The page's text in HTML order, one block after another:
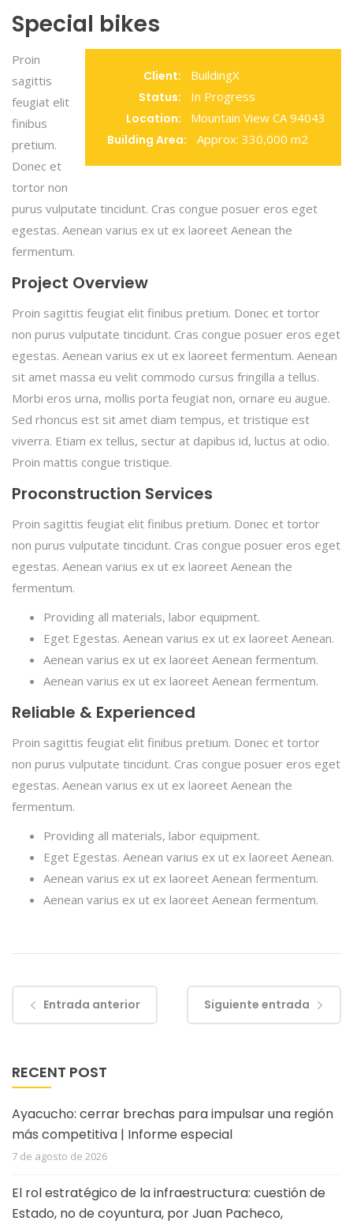
Special bikes
Client:
BuildingX
Status:
In Progress
Location:
Mountain View CA 94043
Building Area:
Approx: 330,000 m2
Proin
sagittis
feugiat elit
finibus
pretium.
Donec et
tortor non
purus vulputate tincidunt. Cras congue posuer eros eget
egestas. Aenean varius ex ut ex laoreet Aenean the
fermentum.
Project Overview
Proin sagittis feugiat elit finibus pretium. Donec et tortor
non purus vulputate tincidunt. Cras congue posuer eros eget
egestas. Aenean varius ex ut ex laoreet fermentum. Aenean
sit amet massa eu velit commodo cursus fringilla a tellus.
Morbi eros urna, mollis porta feugiat non, ornare eu augue.
Sed rhoncus est sit amet diam tempus, et tristique est
viverra. Etiam ex tellus, sectur at dapibus id, luctus at odio.
Proin mattis congue tristique.
Proconstruction Services
Proin sagittis feugiat elit finibus pretium. Donec et tortor
non purus vulputate tincidunt. Cras congue posuer eros eget
egestas. Aenean varius ex ut ex laoreet Aenean the
fermentum.
Providing all materials, labor equipment.
Eget Egestas. Aenean varius ex ut ex laoreet Aenean.
Aenean varius ex ut ex laoreet Aenean fermentum.
Aenean varius ex ut ex laoreet Aenean fermentum.
Reliable & Experienced
Proin sagittis feugiat elit finibus pretium. Donec et tortor
non purus vulputate tincidunt. Cras congue posuer eros eget
egestas. Aenean varius ex ut ex laoreet Aenean the
fermentum.
Providing all materials, labor equipment.
Eget Egestas. Aenean varius ex ut ex laoreet Aenean.
Aenean varius ex ut ex laoreet Aenean fermentum.
Aenean varius ex ut ex laoreet Aenean fermentum.
Entrada anterior Siguiente entrada
RECENT POST
Ayacucho: cerrar brechas para impulsar una región
más competitiva | Informe especial
7 de agosto de 2026
El rol estratégico de la infraestructura: cuestión de
Estado, no de coyuntura, por Juan Pacheco,